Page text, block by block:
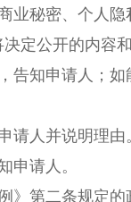
业秘密、个人
定公开的内容
告知申请人；
请人并说明理由
申请人。
》第二条规定的